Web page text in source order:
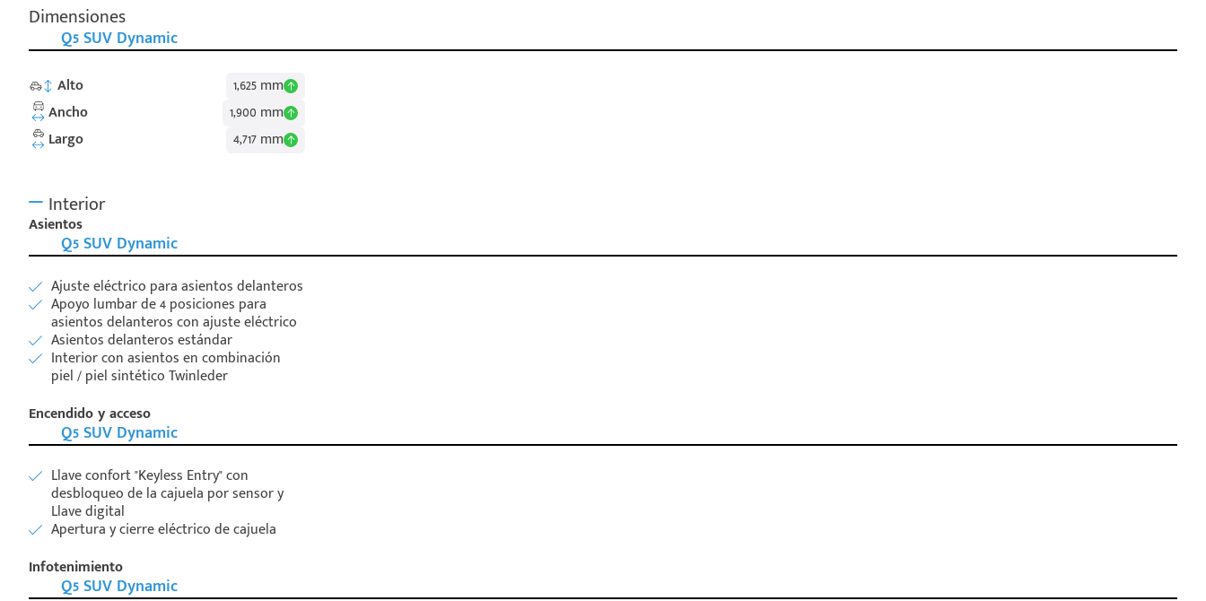
Dimensiones
Q5 SUV Dynamic
Alto
1,625 mm
Ancho
1,900 mm
Largo
4,717 mm
Interior
Asientos
Q5 SUV Dynamic
Ajuste eléctrico para asientos delanteros
Apoyo lumbar de 4 posiciones para
asientos delanteros con ajuste eléctrico
Asientos delanteros estándar
Interior con asientos en combinación
piel / piel sintético Twinleder
Encendido y acceso
Q5 SUV Dynamic
Llave confort "Keyless Entry" con
desbloqueo de la cajuela por sensor y
Llave digital
Apertura y cierre eléctrico de cajuela
Infotenimiento
Q5 SUV Dynamic